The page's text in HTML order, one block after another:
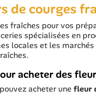
de courges
fraîches pour vos
spécialisées en
locales et les
acheter des
acheter une fleur